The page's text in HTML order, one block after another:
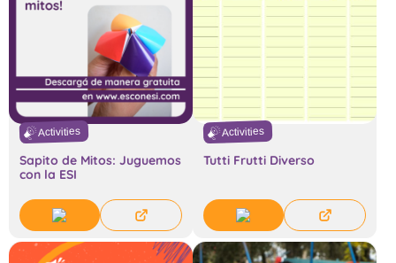
Activities
Sapito de Mitos: Juguemos
con la ESI
Activities
Tutti Frutti Diverso